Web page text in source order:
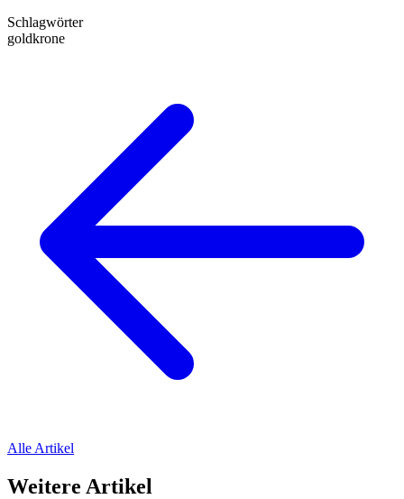
Schlagwörter
goldkrone
Alle Artikel
Weitere Artikel